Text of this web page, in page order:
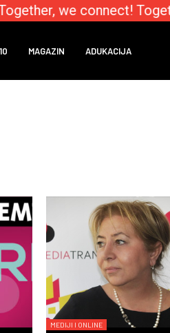
we connect!
MAGAZIN ADUKACIJA
MEDIJI I ONLINE